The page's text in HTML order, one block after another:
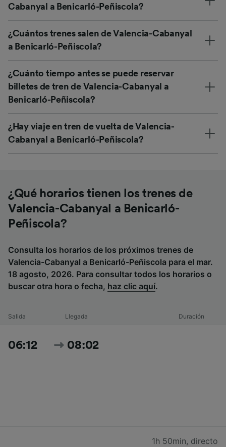
Cabanyal a Benicarló-Peñiscola?
¿Cuántos trenes salen de Valencia-Cabanyal
a Benicarló-Peñiscola?
¿Cuánto tiempo antes se puede reservar
billetes de tren de Valencia-Cabanyal a
Benicarló-Peñiscola?
¿Hay viaje en tren de vuelta de Valencia-
Cabanyal a Benicarló-Peñiscola?
¿Qué horarios tienen los trenes de
Valencia-Cabanyal a Benicarló-
Peñiscola?
Consulta los horarios de los próximos trenes de
Valencia-Cabanyal a Benicarló-Peñiscola para el mar.
18 agosto, 2026. Para consultar todos los horarios o
buscar otra hora o fecha, haz clic aquí.
Salida Llegada Duración
06:12 08:02
1h 50min, directo